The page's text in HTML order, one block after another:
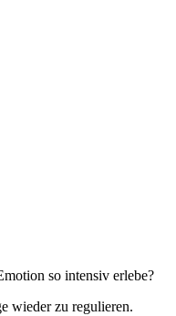
so intensiv erlebe?
wieder zu regulieren.